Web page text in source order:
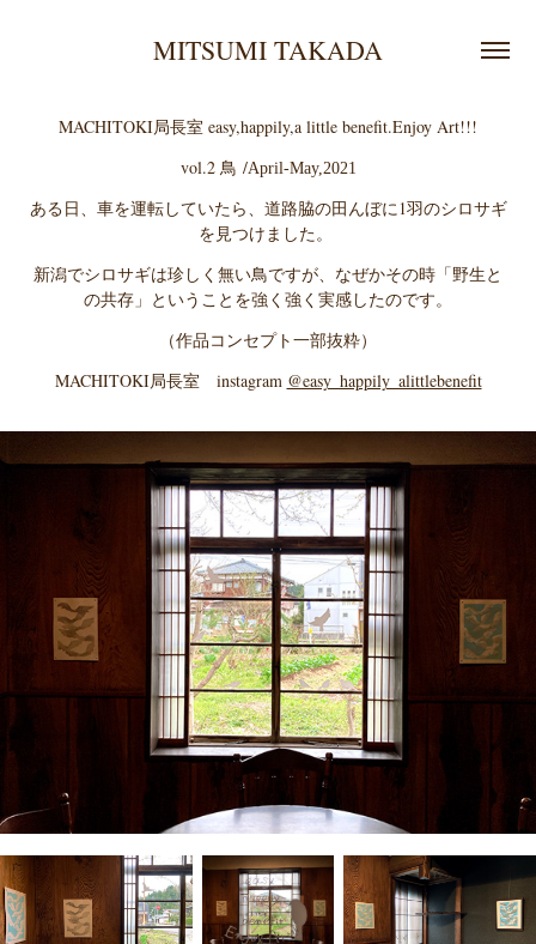
MITSUMI TAKADA
MACHITOKI局長室 easy,happily,a little benefit.Enjoy Art!!!
vol.2 鳥 /April-May,2021
ある日、車を運転していたら、道路脇の田んぼに1羽のシロサギ
を見つけました。
新潟でシロサギは珍しく無い鳥ですが、なぜかその時「野生と
の共存」ということを強く強く実感したのです。
（作品コンセプト一部抜粋）
MACHITOKI局長室 instagram @easy_happily_alittlebenefit